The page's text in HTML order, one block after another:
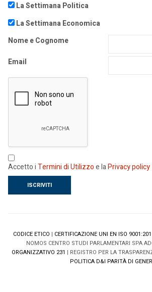
La Settimana Politica
La Settimana Economica
Nome e Cognome
Email
Accetto iTermini di Utilizzoe laPrivacy policy
CODICE ETICO | CERTIFICAZIONE UNI EN ISO
NOMOS CENTRO STUDI PARLAMENTARI SPA
ORGANIZZATIVO 231 | REGISTRO PER LA
POLITICA D&I PARITÀ DI